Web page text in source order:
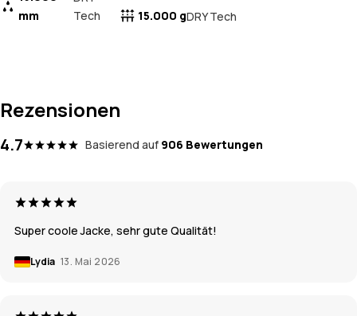
mm
Tech
15.000 gDRY Tech
Rezensionen
4.7 Basierend auf 906 Bewertungen
Super coole Jacke, sehr gute Qualität!
Lydia 13. Mai 2026